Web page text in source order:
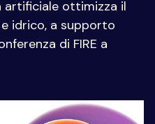
artificiale ottimizza il
idrico, a supporto
di FIRE a